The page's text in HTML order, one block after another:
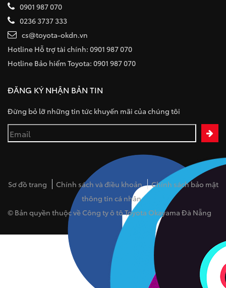
0901 987 070
0236 3737 333
cs@toyota-okdn.vn
Hotline Hỗ trợ tài chính: 0901 987 070
Hotline Bảo hiểm Toyota: 0901 987 070
ĐĂNG KÝ NHẬN BẢN TIN
Đừng bỏ lỡ những tin tức khuyến mãi của chúng tôi
Sơ đồ trang Chính sách và điều khoản
Chính sách bảo mật
thông tin cá nhân
© Bản quyền thuộc về Công ty ô tô Toyota Okayama Đà Nẵng